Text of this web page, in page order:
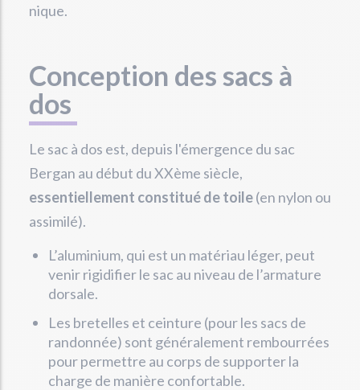
nique.
Conception des sacs à
dos
Le sac à dos est, depuis l'émergence du sac
Bergan au début du XXème siècle,
essentiellement constitué de toile(en nylon ou
assimilé).
L’aluminium, qui est un matériau léger, peut
venir rigidifier le sac au niveau de l’armature
dorsale.
Les bretelles et ceinture (pour les sacs de
randonnée) sont généralement rembourrées
pour permettre au corps de supporter la
charge de manière confortable.